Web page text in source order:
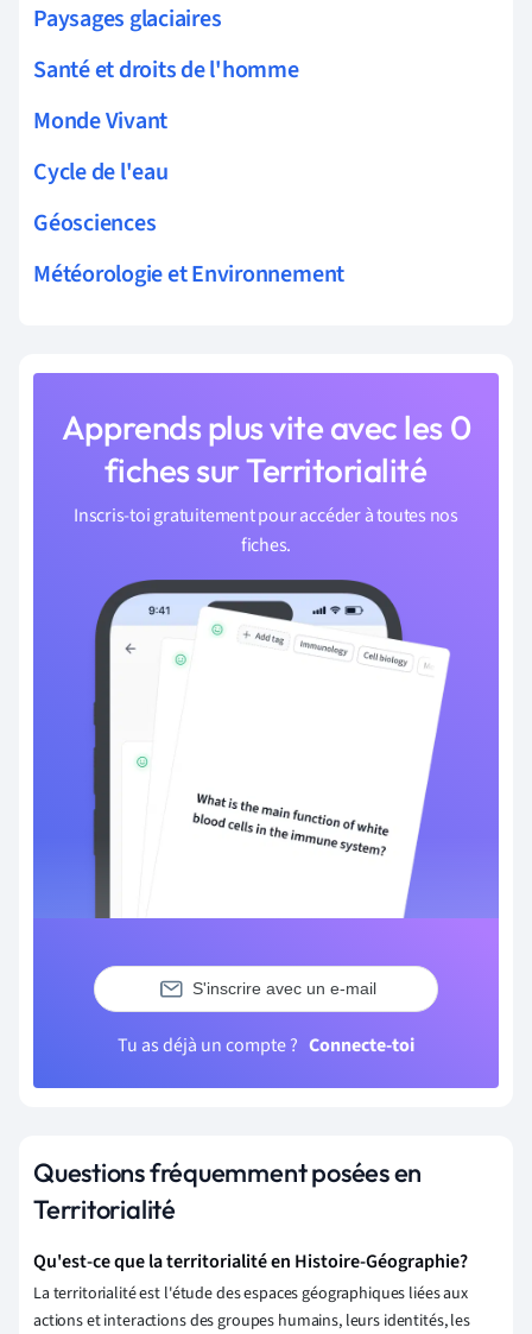
Paysages glaciaires
Santé et droits de l'homme
Monde Vivant
Cycle de l'eau
Géosciences
Météorologie et Environnement
Apprends plus vite avec les 0
fiches sur Territorialité
Inscris-toi gratuitement pour accéder à toutes nos
fiches.
S'inscrire avec un e-mail
Tu as déjà un compte ? Connecte-toi
Questions fréquemment posées en
Territorialité
Qu'est-ce que la territorialité en Histoire-Géographie?
La territorialité est l'étude des espaces géographiques liées aux
actions et interactions des groupes humains, leurs identités, les